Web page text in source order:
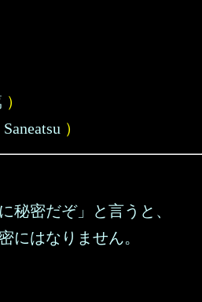
）
）
秘密だぞ」と言うと、
にはなりません。